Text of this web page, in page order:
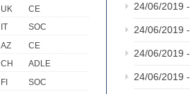
UK
CE
IT
SOC
AZ
CE
CH
ADLE
FI
SOC
24/06/2019 -
24/06/2019 -
24/06/2019 -
24/06/2019 -